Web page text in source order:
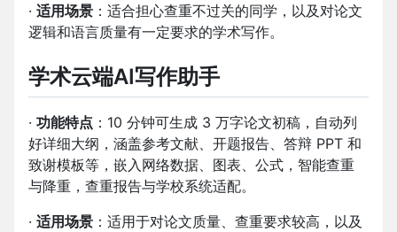
· 适用场景 ：适合担心查重不过关的同学，以及对论文
逻辑和语言质量有一定要求的学术写作。
学术云端AI写作助手
· 功能特点 ：10 分钟可生成 3 万字论文初稿，自动列
好详细大纲，涵盖参考文献、开题报告、答辩 PPT 和
致谢模板等，嵌入网络数据、图表、公式，智能查重
与降重，查重报告与学校系统适配。
· 适用场景 ：适用于对论文质量、查重要求较高，以及